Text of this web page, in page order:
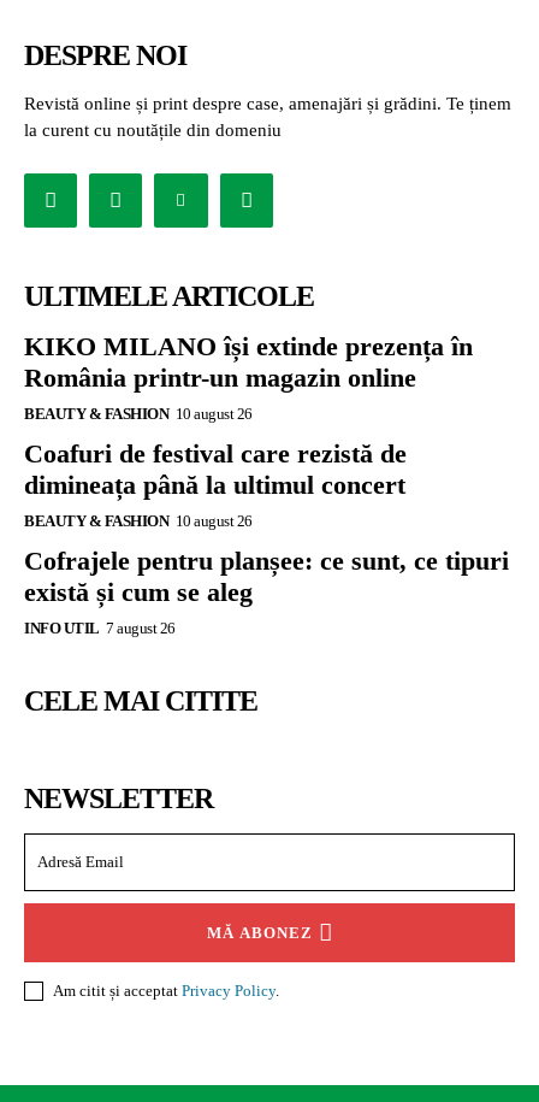
DESPRE NOI
Revistă online și print despre case, amenajări și grădini. Te ținem
la curent cu noutățile din domeniu
ULTIMELE ARTICOLE
KIKO MILANO își extinde prezența în
România printr-un magazin online
BEAUTY & FASHION 10 august 26
Coafuri de festival care rezistă de
dimineața până la ultimul concert
BEAUTY & FASHION 10 august 26
Cofrajele pentru planșee: ce sunt, ce tipuri
există și cum se aleg
INFO UTIL 7 august 26
CELE MAI CITITE
NEWSLETTER
MĂ ABONEZ
Am citit și acceptat Privacy Policy.